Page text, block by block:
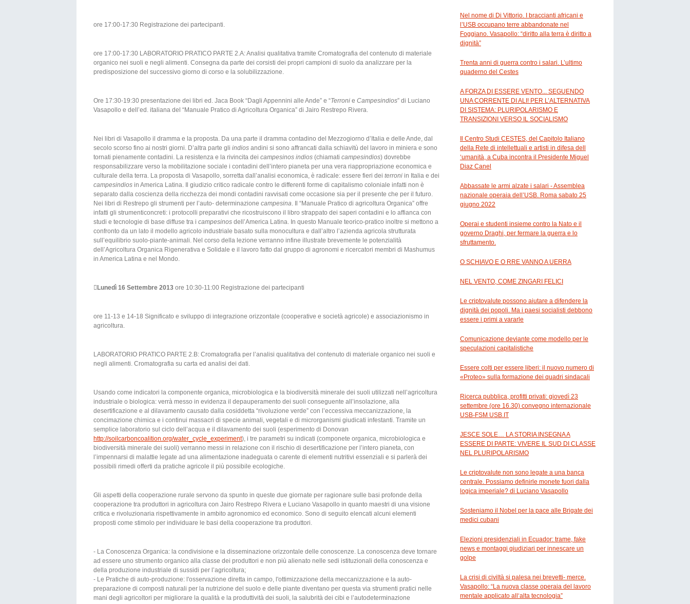
ore 17:00-17:30 Registrazione dei partecipanti.
ore 17:00-17:30 LABORATORIO PRATICO PARTE 2.A: Analisi qualitativa tramite Cromatografia del contenuto di materiale
organico nei suoli e negli alimenti. Consegna da parte dei corsisti dei propri campioni di suolo da analizzare per la
predisposizione del successivo giorno di corso e la solubilizzazione.
Ore 17:30-19:30 presentazione dei libri ed. Jaca Book “Dagli Appennini alle Ande” e “Terroni e Campesindios” di Luciano
Vasapollo e dell’ed. italiana del “Manuale Pratico di Agricoltura Organica” di Jairo Restrepo Rivera.
Nei libri di Vasapollo il dramma e la proposta. Da una parte il dramma contadino del Mezzogiorno d’Italia e delle Ande, dal
secolo scorso fino ai nostri giorni. D’altra parte gli indios andini si sono affrancati dalla schiavitù del lavoro in miniera e sono
tornati pienamente contadini. La resistenza e la rivincita dei campesinos indios (chiamati campesindios) dovrebbe
responsabilizzare verso la mobilitazione sociale i contadini dell’intero pianeta per una vera riappropriazione economica e
culturale della terra. La proposta di Vasapollo, sorretta dall’analisi economica, è radicale: essere fieri dei terroni in Italia e dei
campesindios in America Latina. Il giudizio critico radicale contro le differenti forme di capitalismo coloniale infatti non è
separato dalla coscienza della ricchezza dei mondi contadini ravvisati come occasione sia per il presente che per il futuro.
Nei libri di Restrepo gli strumenti per l’auto- determinazione campesina. Il “Manuale Pratico di agricoltura Organica” offre
infatti gli strumenticoncreti: i protocolli preparativi che ricostruiscono il libro strappato dei saperi contadini e lo affianca con
studi e tecnologie di base diffuse tra i campesinos dell’America Latina. In questo Manuale teorico-pratico inoltre si mettono a
confronto da un lato il modello agricolo industriale basato sulla monocultura e dall’altro l’azienda agricola strutturata
sull’equilibrio suolo-piante-animali. Nel corso della lezione verranno infine illustrate brevemente le potenzialità
dell’Agricoltura Organica Rigenerativa e Solidale e il lavoro fatto dal gruppo di agronomi e ricercatori membri di Mashumus
in America Latina e nel Mondo.
 Lunedì 16 Settembre 2013 ore 10:30-11:00 Registrazione dei partecipanti
ore 11-13 e 14-18 Significato e sviluppo di integrazione orizzontale (cooperative e società agricole) e associazionismo in
agricoltura.
LABORATORIO PRATICO PARTE 2.B: Cromatografia per l’analisi qualitativa del contenuto di materiale organico nei suoli e
negli alimenti. Cromatografia su carta ed analisi dei dati.
Usando come indicatori la componente organica, microbiologica e la biodiversità minerale dei suoli utilizzati nell’agricoltura
industriale o biologica: verrà messo in evidenza il depauperamento dei suoli conseguente all’insolazione, alla
desertificazione e al dilavamento causato dalla cosiddetta “rivoluzione verde” con l’eccessiva meccanizzazione, la
concimazione chimica e i continui massacri di specie animali, vegetali e di microrganismi giudicati infestanti. Tramite un
semplice laboratorio sul ciclo dell’acqua e il dilavamento dei suoli (esperimento di Donovan
http://soilcarboncoalition.org/water_cycle_experiment), i tre parametri su indicati (componete organica, microbiologica e
biodiversità minerale dei suoli) verranno messi in relazione con il rischio di desertificazione per l’intero pianeta, con
l’impennarsi di malattie legate ad una alimentazione inadeguata o carente di elementi nutritivi essenziali e si parlerà dei
possibili rimedi offerti da pratiche agricole il più possibile ecologiche.
Gli aspetti della cooperazione rurale servono da spunto in queste due giornate per ragionare sulle basi profonde della
cooperazione tra produttori in agricoltura con Jairo Restrepo Rivera e Luciano Vasapollo in quanto maestri di una visione
critica e rivoluzionaria rispettivamente in ambito agronomico ed economico. Sono di seguito elencati alcuni elementi
proposti come stimolo per individuare le basi della cooperazione tra produttori.
- La Conoscenza Organica: la condivisione e la disseminazione orizzontale delle conoscenze. La conoscenza deve tornare
ad essere uno strumento organico alla classe dei produttori e non più alienato nelle sedi istituzionali della conoscenza e
della produzione industriale di sussidi per l’agricoltura;
- Le Pratiche di auto-produzione: l'osservazione diretta in campo, l'ottimizzazione della meccanizzazione e la auto-
preparazione di composti naturali per la nutrizione del suolo e delle piante diventano per questa via strumenti pratici nelle
mani degli agricoltori per migliorare la qualità e la produttività dei suoli, la salubrità dei cibi e l’autodeterminazione
Nel nome di Di Vittorio. I braccianti africani e
l’USB occupano terre abbandonate nel
Foggiano. Vasapollo: “diritto alla terra è diritto a
dignità”
Trenta anni di guerra contro i salari. L’ultimo
quaderno del Cestes
A FORZA DI ESSERE VENTO... SEGUENDO
UNA CORRENTE DI ALI! PER L’ALTERNATIVA
DI SISTEMA: PLURIPOLARISMO E
TRANSIZIONI VERSO IL SOCIALISMO
Il Centro Studi CESTES, del Capitolo Italiano
della Rete di intellettuali e artisti in difesa dell
‘umanità, a Cuba incontra il Presidente Miguel
Diaz Canel
Abbassate le armi alzate i salari - Assemblea
nazionale operaia dell’USB. Roma sabato 25
giugno 2022
Operai e studenti insieme contro la Nato e il
governo Draghi, per fermare la guerra e lo
sfruttamento.
O SCHIAVO E O RRE VANNO A UERRA
NEL VENTO, COME ZINGARI FELICI
Le criptovalute possono aiutare a difendere la
dignità dei popoli. Ma i paesi socialisti debbono
essere i primi a vararle
Comunicazione deviante come modello per le
speculazioni capitalistiche
Essere colti per essere liberi: il nuovo numero di
«Proteo» sulla formazione dei quadri sindacali
Ricerca pubblica, profitti privati: giovedì 23
settembre (ore 16.30) convegno internazionale
USB-FSM USB.IT
JESCE SOLE… LA STORIA INSEGNA A
ESSERE DI PARTE: VIVERE IL SUD DI CLASSE
NEL PLURIPOLARISMO
Le criptovalute non sono legate a una banca
centrale. Possiamo definirle monete fuori dalla
logica imperiale? di Luciano Vasapollo
Sosteniamo il Nobel per la pace alle Brigate dei
medici cubani
Elezioni presidenziali in Ecuador: trame, fake
news e montaggi giudiziari per innescare un
golpe
La crisi di civiltà si palesa nei brevetti- merce.
Vasapollo: “La nuova classe operaia del lavoro
mentale applicato all‘alta tecnologia”